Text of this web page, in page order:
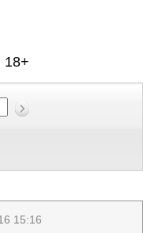
18+
15:16